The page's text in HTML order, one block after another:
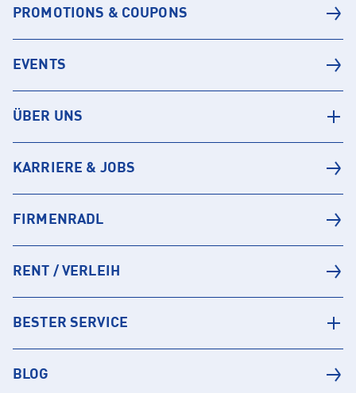
PROMOTIONS & COUPONS
EVENTS
ÜBER UNS
KARRIERE & JOBS
FIRMENRADL
RENT / VERLEIH
BESTER SERVICE
BLOG